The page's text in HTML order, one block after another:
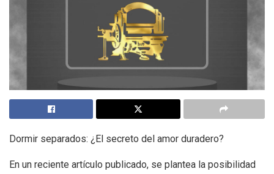
Dormir separados: ¿El secreto del amor duradero?
En un reciente artículo publicado, se plantea la posibilidad